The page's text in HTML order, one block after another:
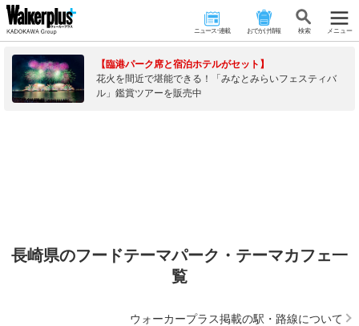
ニュース･連載 おでかけ情報 検 索 メニュー
【臨港パーク席と宿泊ホテルがセット】
花火を間近で堪能できる！「みなとみらいフェスティバ
ル」鑑賞ツアーを販売中
長崎県のフードテーマパーク・テーマカフェ一
覧
ウォーカープラス掲載の駅・路線について